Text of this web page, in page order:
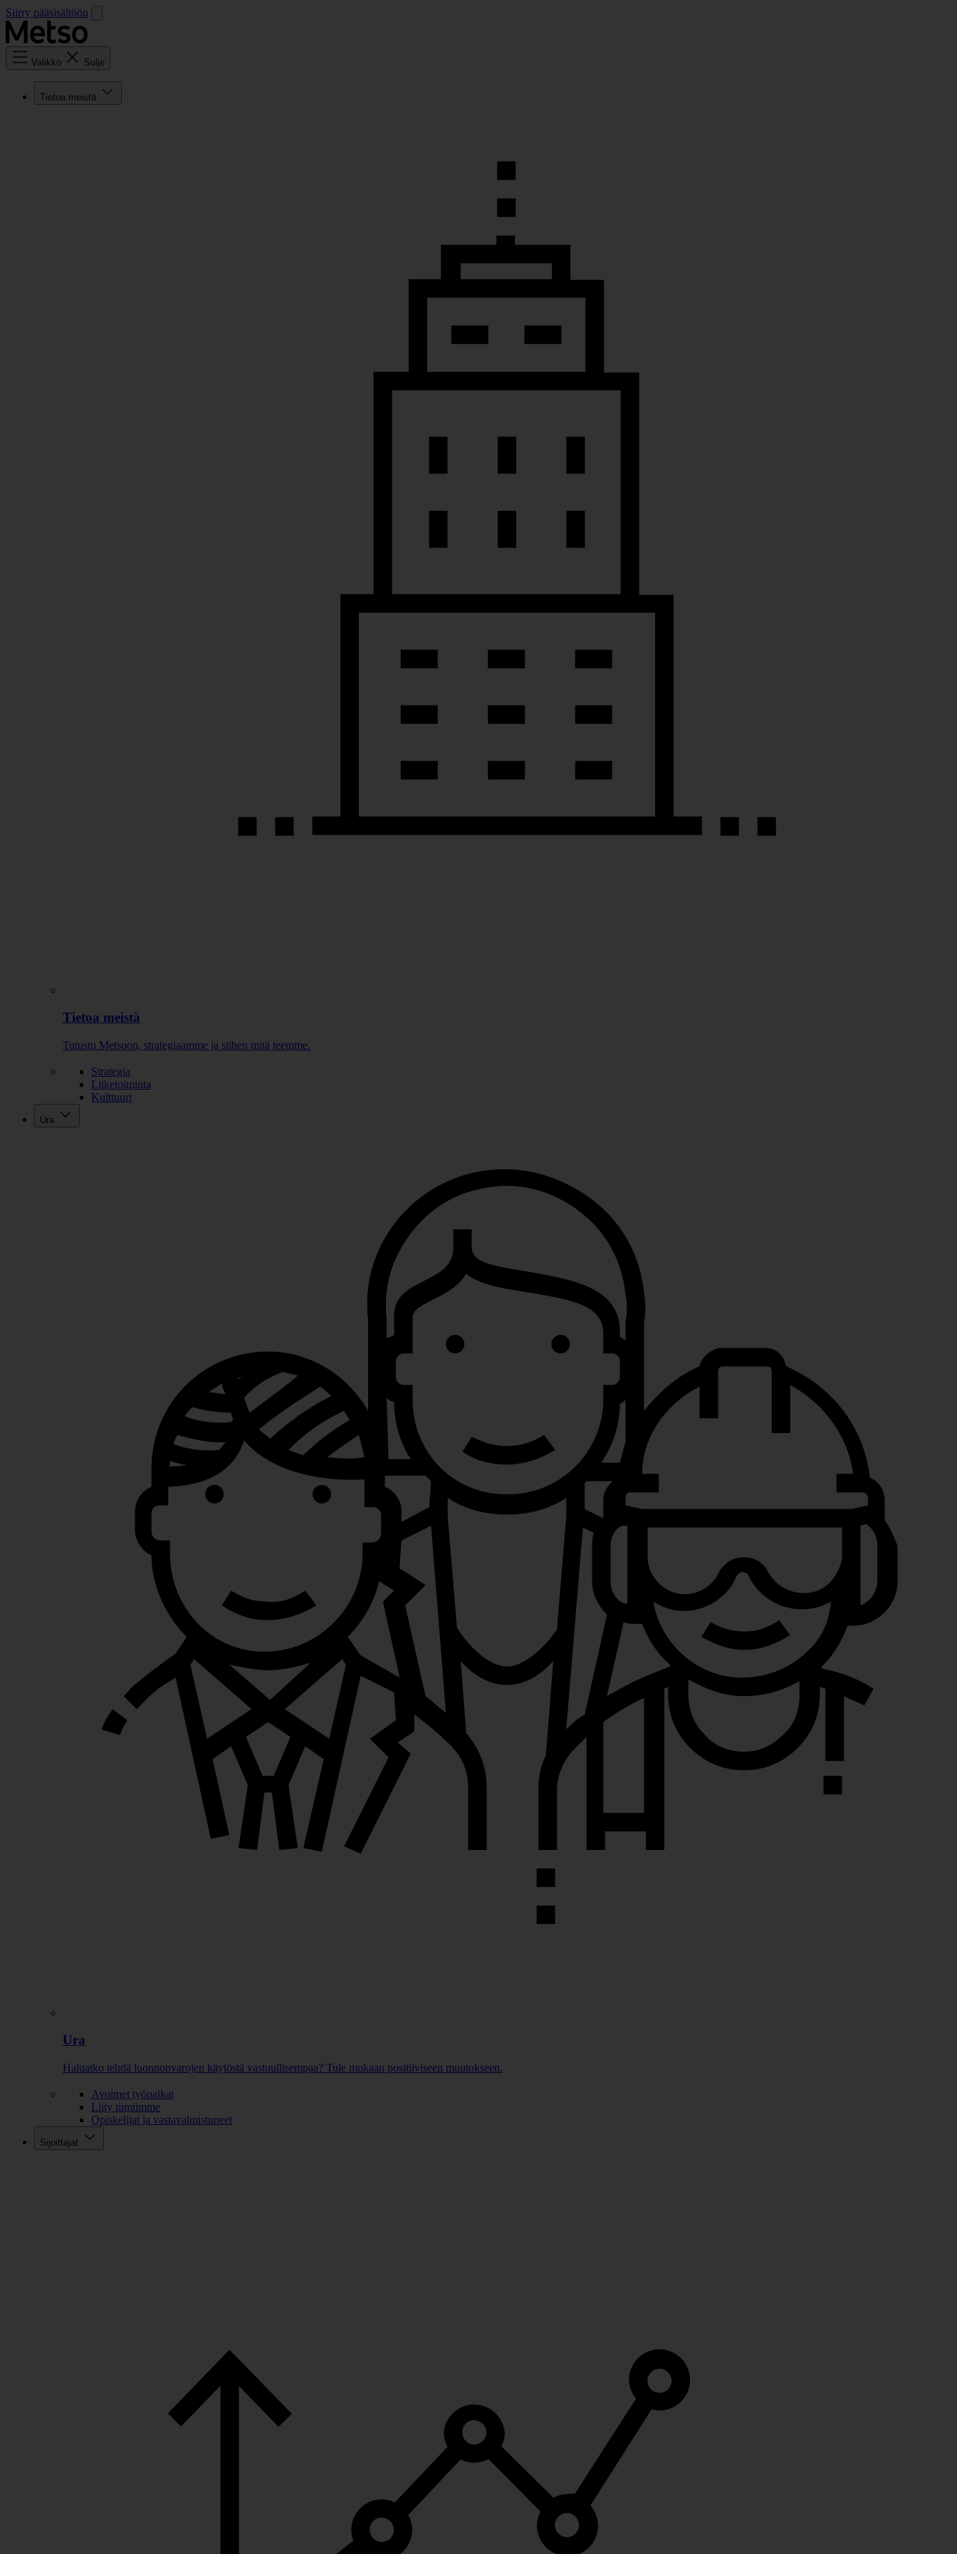
Siirry pääsisältöön
Valikko Sulje
Tietoa meistä
Tietoa meistä
Tutustu Metsoon, strategiaamme ja siihen mitä teemme.
Strategia
Liiketoiminta
Kulttuuri
Ura
Ura
Haluatko tehdä luonnonvarojen käytöstä vastuullisempaa? Tule mukaan positiiviseen muutokseen.
Avoimet työpaikat
Liity tiimiimme
Opiskelijat ja vastavalmistuneet
Sijoittajat